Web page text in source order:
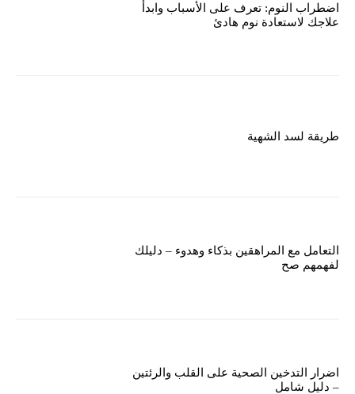
اضطراب النوم: تعرف على الأسباب وابدأ
علاجك لاستعادة نوم هادئ
طريقة لسد الشهية
التعامل مع المراهقين بذكاء وهدوء – دليلك
لفهمهم صح
اضرار التدخين الصحية على القلب والرئتين
– دليل شامل